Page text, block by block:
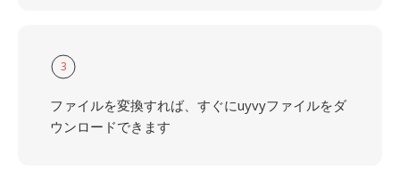
3
ファイルを変換すれば、すぐにuyvyファイルをダ
ウンロードできます